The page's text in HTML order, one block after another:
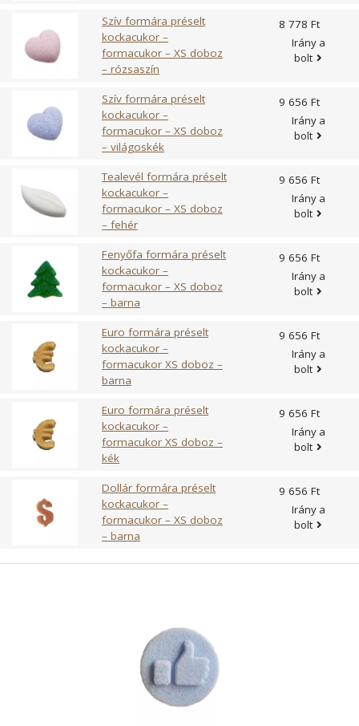
- melyből cukrok
99,7 gr
Zsír
- melyből telített zsírsavak -
Barna termékek /100 g
/3,5 g
Szénhidrát
96,2 gr
3,37
- melyből cukrok
96,2 gr
Rost
-
-
Szív formára préselt
kockacukor –
formacukor – XS doboz
– rózsaszín
8 778 Ft
Irány a
bolt
Szív formára préselt
kockacukor –
formacukor – XS doboz
– világoskék
9 656 Ft
Irány a
bolt
Tealevél formára préselt
kockacukor –
formacukor – XS doboz
– fehér
9 656 Ft
Irány a
bolt
Fenyőfa formára préselt
kockacukor –
formacukor – XS doboz
– barna
9 656 Ft
Irány a
bolt
Euro formára préselt
kockacukor –
formacukor XS doboz –
barna
9 656 Ft
Irány a
bolt
Euro formára préselt
kockacukor –
formacukor XS doboz –
kék
9 656 Ft
Irány a
bolt
Dollár formára préselt
kockacukor –
formacukor – XS doboz
– barna
9 656 Ft
Irány a
bolt